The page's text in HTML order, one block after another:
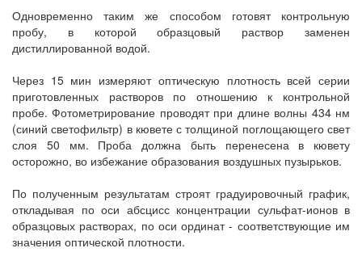
Одновременно таким же способом готовят контрольную
пробу, в которой образцовый раствор заменен
дистиллированной водой.
Через 15 мин измеряют оптическую плотность всей серии
приготовленных растворов по отношению к контрольной
пробе. Фотометрирование проводят при длине волны 434 нм
(синий светофильтр) в кювете с толщиной поглощающего свет
слоя 50 мм. Проба должна быть перенесена в кювету
осторожно, во избежание образования воздушных пузырьков.
По полученным результатам строят градуировочный график,
откладывая по оси абсцисс концентрации сульфат-ионов в
образцовых растворах, по оси ординат - соответствующие им
значения оптической плотности.